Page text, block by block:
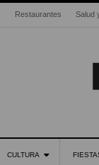
Restaurantes Salud
CULTURA